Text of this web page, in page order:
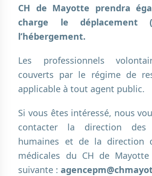
CH de Mayotte prendra
charge le déplacement
l’hébergement.
Les professionnels
couverts par le régime de
applicable à tout agent public.
Si vous êtes intéressé, nous
contacter la direction des
humaines et de la direction
médicales du CH de Mayotte
suivante :